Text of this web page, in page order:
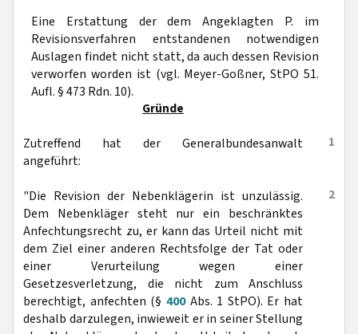
Eine Erstattung der dem Angeklagten P. im
Revisionsverfahren entstandenen notwendigen
Auslagen findet nicht statt, da auch dessen Revision
verworfen worden ist (vgl. Meyer-Goßner, StPO 51.
Aufl. § 473 Rdn. 10).
Gründe
1
Zutreffend hat der Generalbundesanwalt
angeführt:
2
"Die Revision der Nebenklägerin ist unzulässig.
Dem Nebenkläger steht nur ein beschränktes
Anfechtungsrecht zu, er kann das Urteil nicht mit
dem Ziel einer anderen Rechtsfolge der Tat oder
einer Verurteilung wegen einer
Gesetzesverletzung, die nicht zum Anschluss
berechtigt, anfechten (§ 400Abs. 1 StPO). Er hat
deshalb darzulegen, inwieweit er in seiner Stellung